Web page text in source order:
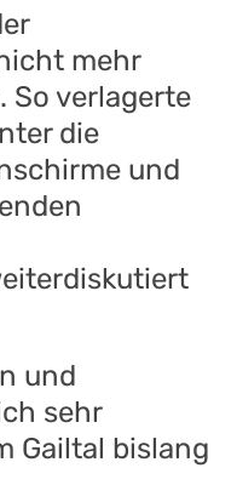
mehr
So verlagerte
die
und
und
sehr
Gailtal bislang